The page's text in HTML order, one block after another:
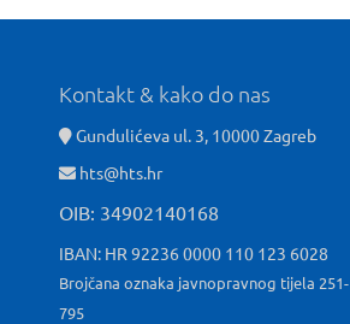
Kontakt & kako do nas
Gundulićeva ul. 3, 10000 Zagreb
hts@hts.hr
OIB: 34902140168
IBAN: HR 92236 0000 110 123 6028
Brojčana oznaka javnopravnog tijela 251-
795